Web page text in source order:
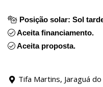
Posição solar: Sol
Aceita financiamento.
Aceita proposta.
Tifa Martins, Jaraguá do